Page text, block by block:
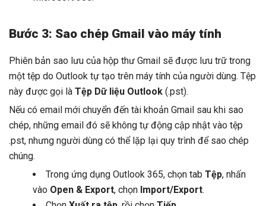
Bước 3: Sao chép Gmail vào máy tính
Phiên bản sao lưu của hộp thư Gmail sẽ được lưu trữ trong
một tệp do Outlook tự tạo trên máy tính của người dùng. Tệp
này được gọi là Tệp Dữ liệu Outlook (.pst).
Nếu có email mới chuyển đến tài khoản Gmail sau khi sao
chép, những email đó sẽ không tự động cập nhật vào tệp
.pst, nhưng người dùng có thể lặp lại quy trình để sao chép
chúng.
Trong ứng dụng Outlook 365, chọn tab Tệp, nhấn
vào Open & Export, chọn Import/Export.